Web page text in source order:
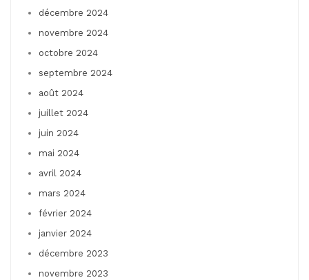
décembre 2024
novembre 2024
octobre 2024
septembre 2024
août 2024
juillet 2024
juin 2024
mai 2024
avril 2024
mars 2024
février 2024
janvier 2024
décembre 2023
novembre 2023